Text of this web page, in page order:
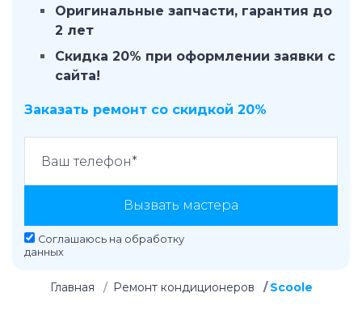
Оригинальные запчасти, гарантия до
2 лет
Скидка 20% при оформлении заявки с
сайта!
Заказать ремонт со скидкой 20%
Вызвать мастера
Соглашаюсь на обработку
данных
Главная Ремонт кондиционеров Scoole